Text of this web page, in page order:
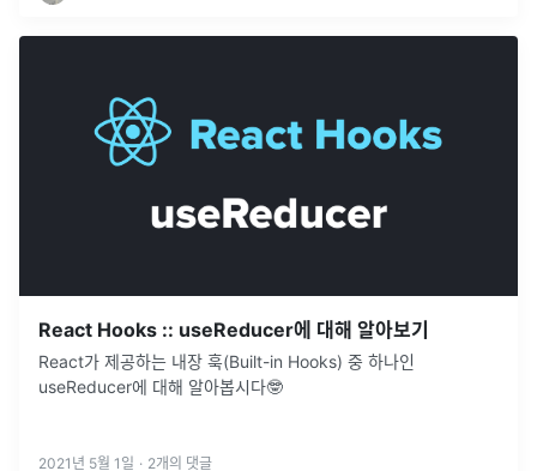
React Hooks :: useReducer에 대해 알아보기
React가 제공하는 내장 훅(Built-in Hooks) 중 하나인
useReducer에 대해 알아봅시다🤓
2021년 5월 1일 · 2개의 댓글